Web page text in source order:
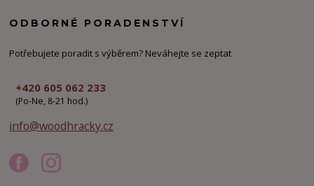
ODBORNÉ PORADENSTVÍ
Potřebujete poradit s výběrem? Neváhejte se zeptat
+420 605 062 233
(Po-Ne, 8-21 hod.)
info@woodhracky.cz